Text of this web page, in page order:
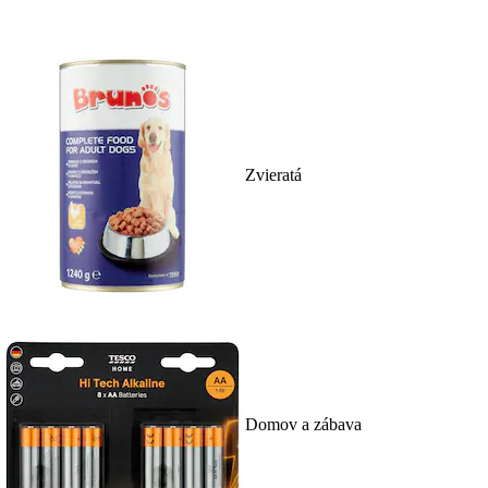
Zvieratá
Domov a zábava